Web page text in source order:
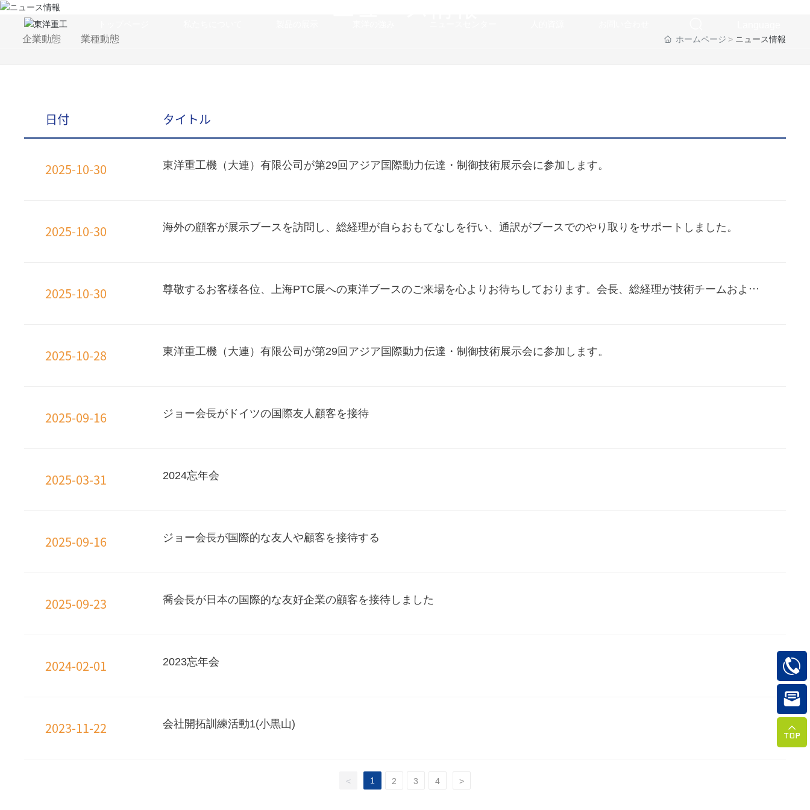
企業動態 業種動態 ホームページ ニュース情報
日付 タイトル
2025-10-30 東洋重工機（大連）有限公司が第29回アジア国際動力伝達・制御技術展示会に参加します。
2025-10-30 海外の顧客が展示ブースを訪問し、総経理が自らおもてなしを行い、通訳がブースでのやり取りをサポートしました。
2025-10-30
尊敬するお客様各位、上海PTC展への東洋ブースのご来場を心よりお待ちしております。会長、総経理が技術チームおよび
2025-10-28 東洋重工機（大連）有限公司が第29回アジア国際動力伝達・制御技術展示会に参加します。
2025-09-16 ジョー会長がドイツの国際友人顧客を接待
2025-03-31 2024忘年会
2025-09-16 ジョー会長が国際的な友人や顧客を接待する
2025-09-23 喬会長が日本の国際的な友好企業の顧客を接待しました
2024-02-01 2023忘年会
2023-11-22 会社開拓訓練活動1(小黒山)
< 1 2 3 4 >


